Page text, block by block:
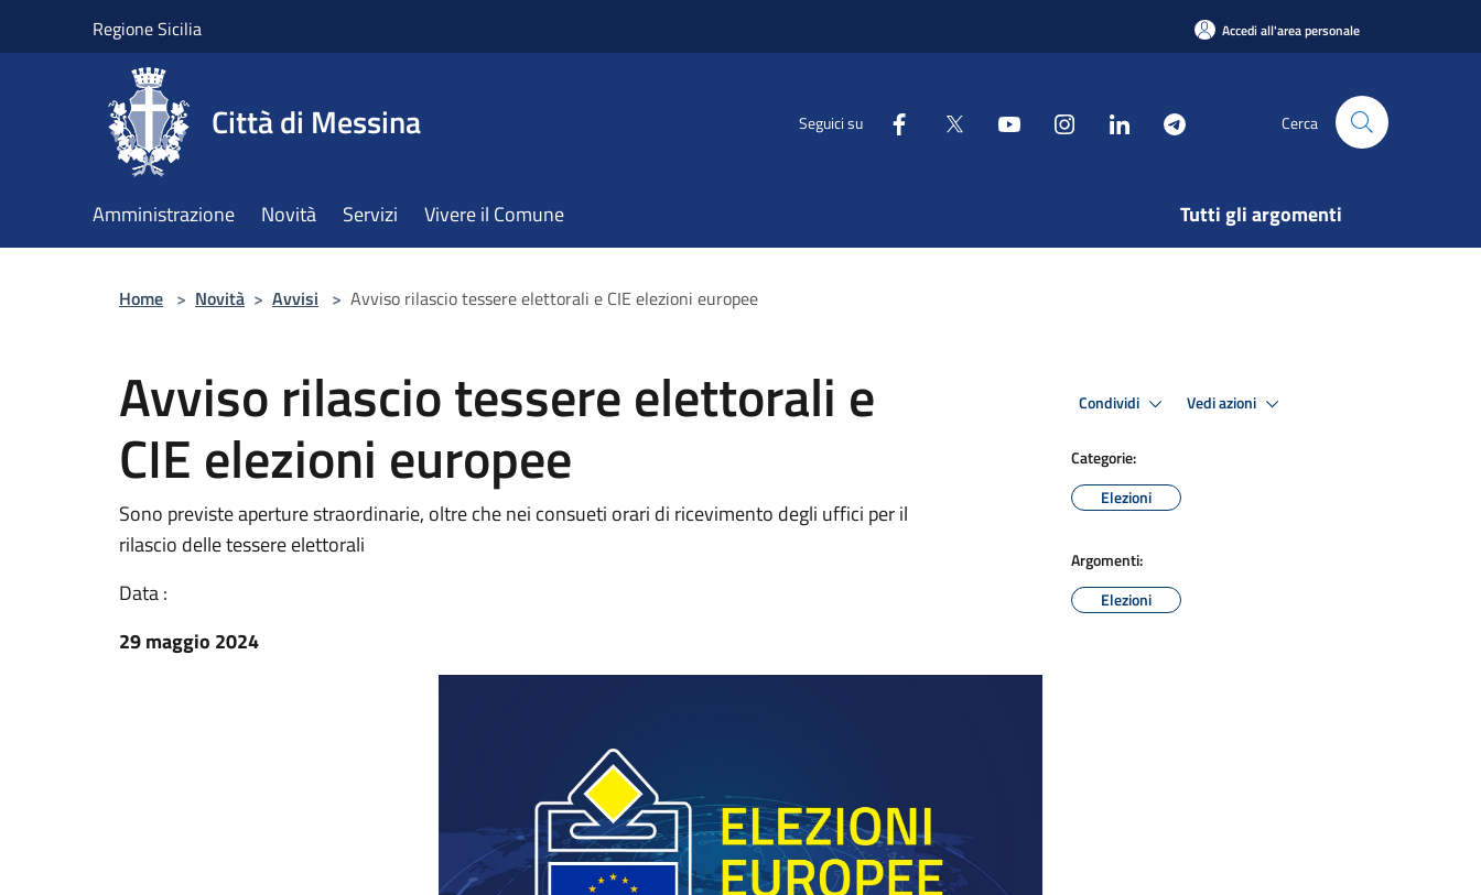
Regione Sicilia Accedi all'area personale
Città di Messina Seguici su Cerca
Amministrazione Novità Servizi Vivere il Comune Tutti gli argomenti
Home > Novità > Avvisi > Avviso rilascio tessere elettorali e CIE elezioni europee
Avviso rilascio tessere elettorali e
CIE elezioni europee
Sono previste aperture straordinarie, oltre che nei consueti orari di ricevimento degli uffici per il
rilascio delle tessere elettorali
Data :
29 maggio 2024
Condividi Vedi azioni
Categorie:
Elezioni
Argomenti:
Elezioni